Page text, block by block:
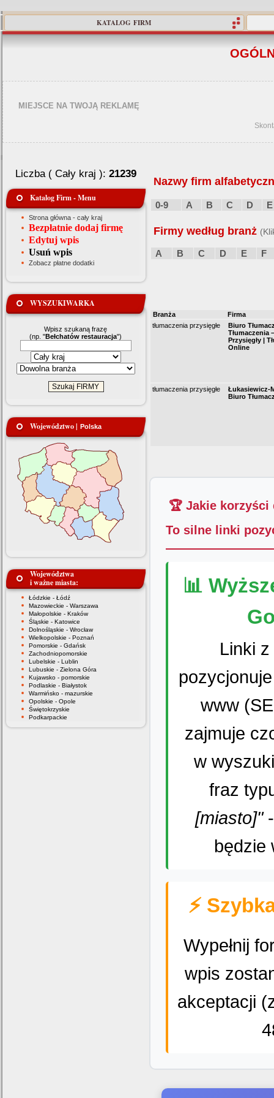
KATALOG FIRM
MIEJSCE NA TWOJĄ REKLAMĘ
Liczba ( Cały kraj ): 21239
Katalog Firm - Menu
Strona główna - cały kraj
Bezpłatnie dodaj firmę
Edytuj wpis
Usuń wpis
Zobacz płatne dodatki
WYSZUKIWARKA
Wpisz szukaną frazę
(np. "Bełchatów restauracja")
Województwo | Polska
Województwa
i ważne miasta:
Łódzkie - Łódź
Mazowieckie - Warszawa
Małopolskie - Kraków
Śląskie - Katowice
Dolnośląskie - Wrocław
Wielkopolskie - Poznań
Pomorskie - Gdańsk
Zachodniopomorskie
Lubelskie - Lublin
Lubuskie - Zielona Góra
Kujawsko - pomorskie
Podlaskie - Białystok
Warmińsko - mazurskie
Opolskie - Opole
Świętokrzyskie
Podkarpackie
Nazwy firm
0-9 A B C D E
Firmy według branż
A B C D E F
Branża
Firma
tłumaczenia przysięgłe
Biuro
Tłumaczenia
Przysięgły |
Online
tłumaczenia przysięgłe
Łukasiewicz-
Biuro
🏆 Jakie korzyści
To silne linki
📊
Linki
www
zajmuje
w
fraz
[miasto]"-
będzie
⚡
Wypełnij
wpis
akceptacji